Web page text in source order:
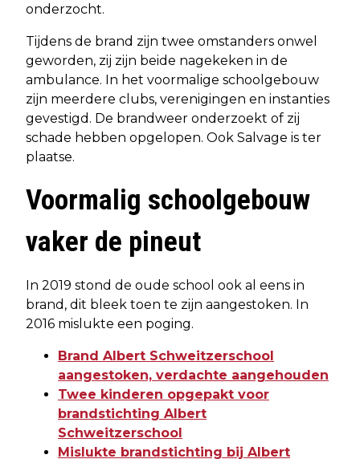
onderzocht.
Tijdens de brand zijn twee omstanders onwel
geworden, zij zijn beide nagekeken in de
ambulance. In het voormalige schoolgebouw
zijn meerdere clubs, verenigingen en instanties
gevestigd. De brandweer onderzoekt of zij
schade hebben opgelopen. Ook Salvage is ter
plaatse.
Voormalig schoolgebouw
vaker de pineut
In 2019 stond de oude school ook al eens in
brand, dit bleek toen te zijn aangestoken. In
2016 mislukte een poging.
Brand Albert Schweitzerschool
aangestoken, verdachte aangehouden
Twee kinderen opgepakt voor
brandstichting Albert
Schweitzerschool
Mislukte brandstichting bij Albert